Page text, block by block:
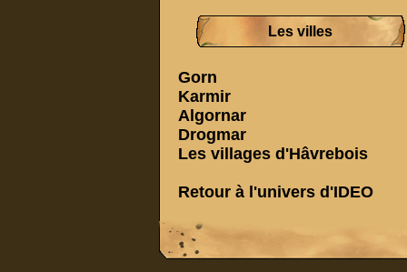
Les villes
Gorn
Karmir
Algornar
Drogmar
Les villages d'Hâvrebois
Retour à l'univers d'IDEO